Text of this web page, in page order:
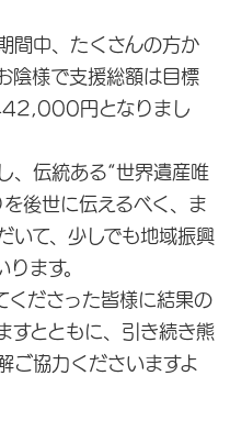
間中、たくさんの方か
陰様で支援総額は目標
円となりまし
、伝統ある“世界遺産唯
後世に伝えるべく、ま
いて、少しでも地域振興
ります。
ださった皆様に結果の
すとともに、引き続き熊
ご協力くださいますよ